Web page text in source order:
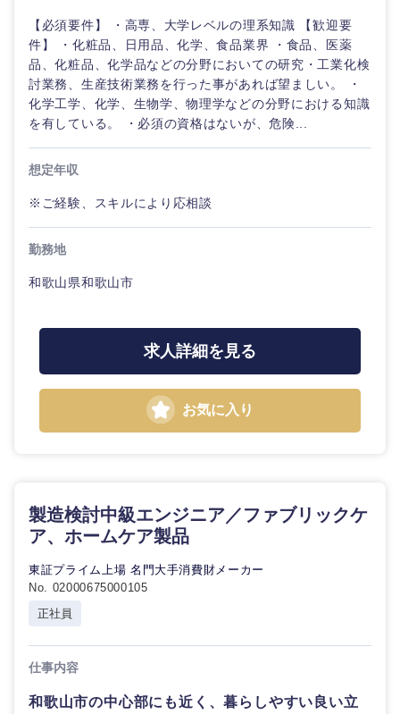
【必須要件】 ・高専、大学レベルの理系知識 【歓迎要
件】 ・化粧品、日用品、化学、食品業界 ・食品、医薬
品、化粧品、化学品などの分野においての研究・工業化検
討業務、生産技術業務を行った事があれば望ましい。 ・
化学工学、化学、生物学、物理学などの分野における知識
を有している。 ・必須の資格はないが、危険...
想定年収
※ご経験、スキルにより応相談
勤務地
和歌山県和歌山市
求人詳細を見る
お気に入り
製造検討中級エンジニア／ファブリックケ
ア、ホームケア製品
東証プライム上場 名門大手消費財メーカー
No. 02000675000105
正社員
仕事内容
和歌山市の中心部にも近く、暮らしやすい良い立